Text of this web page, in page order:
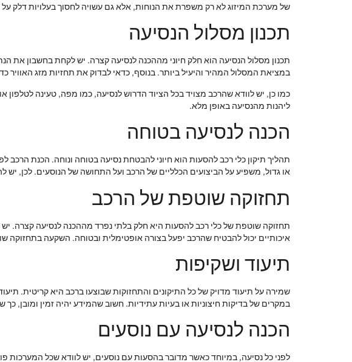
של מערכת המיזוג לא רק משפרת את הנוחות, אלא גם עשויה לחסוך בעלויות דלק
תכנון מסלול הנסיעה
תכנון מסלול הנסיעה הוא חלק חיוני מההכנה לנסיעה קצרה. יש לקחת בחשבון את
במציאת המסלול המהיר והיעיל ביותר. בנוסף, כדאי לבדוק את תחזיות מזג האוויר
כמו כן, יש לוודא שהרכב מצויד בכל הציוד הדרוש לנסיעה, כמו מפה, טעינה לטלפון
ליהנות מהנסיעה באופן מלא.
הכנה לנסיעה בטוחה
תהליך תיקון כלי רכב להסעות הוא חיוני להבטחת נסיעה בטוחה ונוחה. הכנת
או גדול, משפיע על הביצועים הכלליים של הרכב ועל התחושה של הנוסעים. לכן, יש
תחזוקה שוטפת של הרכב
תחזוקה שוטפת של כלי רכב להסעות היא חלק בלתי נפרד מההכנה לנסיעה קצרה. יש
איכותיים יכול להבטיח שהרכב יפעל בצורה אופטימלית ובטוחה. השקעה
תיעוד ושקיפות
שמירה על תיעוד מדויק של כל התיקונים והתחזוקות שבוצעו ברכב היא קריטית.
במקרים של בדיקות חיצוניות או בעיות עתידיות. חשוב שהמידע יהיה זמין ומובן, כך
הכנה לנסיעה עם נוסעים
לפני כל נסיעה, במיוחד כאשר מדובר בהסעות עם נוסעים, יש לוודא שכל המערכות